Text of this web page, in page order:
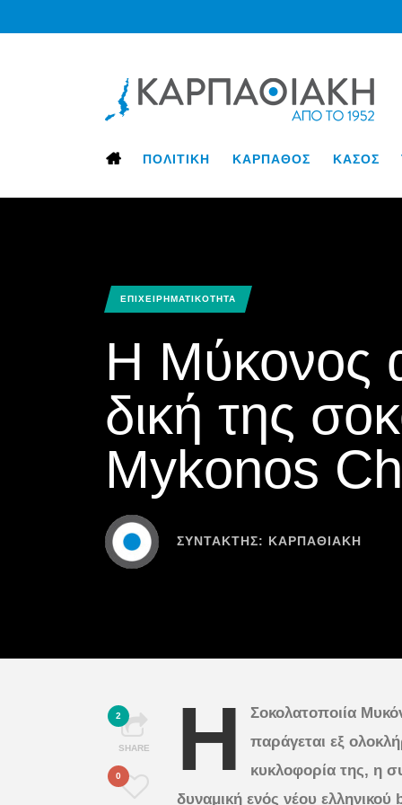
ΠΟΛΙΤΙΚΗ ΚΑΡΠΑΘΟΣ ΚΑΣΟΣ
ΕΠΙΧΕΙΡΗΜΑΤΙΚΟΤΗΤΑ
Η Μύκονος
δική της
Mykonos
ΣΥΝΤΆΚΤΗΣ: ΚΑΡΠΑΘΙΑΚΗ
2
SHARE
0 Η
Σοκολατοποιία
παράγεται εξ
κυκλοφορία της, η
δυναμική ενός νέου